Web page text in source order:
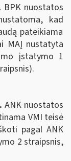
BPK nuostatos
kad
pateikiama
MAĮ nustatyta
įstatymo 1
ANK nuostatos
VMI teisė
pagal ANK
2 straipsnis,